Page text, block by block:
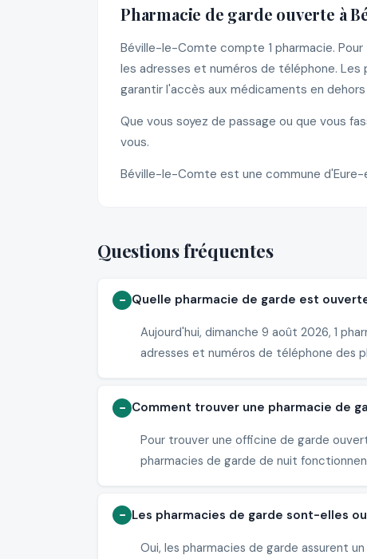
Pharmacie de garde ouverte à
Béville-le-Comte compte 1 pharmacie.
les adresses et numéros de téléphone. Les
garantir l'accès aux médicaments en
Que vous soyez de passage ou que vous
vous.
Béville-le-Comte est une commune
Questions fréquentes
Quelle pharmacie de garde est
Aujourd'hui, dimanche 9 août 2026, 1
adresses et numéros de téléphone des
Comment trouver une pharmacie de
Pour trouver une officine de garde
pharmacies de garde de nuit
Les pharmacies de garde sont-elles
Oui, les pharmacies de garde assurent